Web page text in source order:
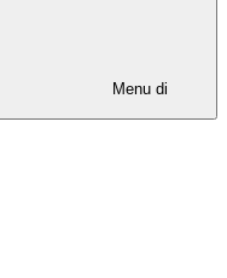
Menu di